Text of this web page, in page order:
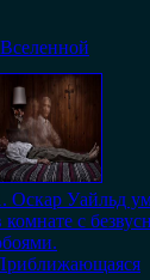
Оскар Уайльд
комнате с